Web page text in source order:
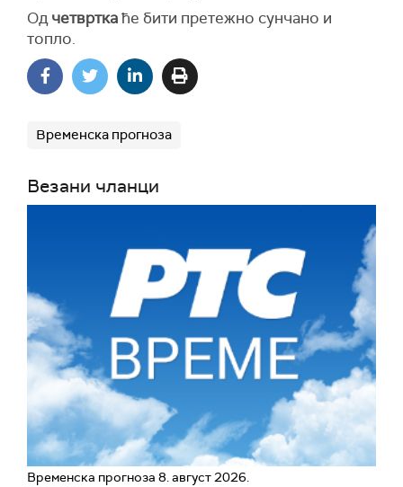
Одчетврткаће бити претежно сунчано и
топло.
Временска прогноза
Везани чланци
Временска прогноза 8. август 2026.